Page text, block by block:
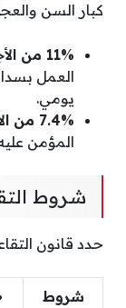
كبار السن
11% من الأجر الشهري:
العمل
يومي.
7.4% من الأجر الشهري:
المؤمن
شروط
حدد قانون
شروط